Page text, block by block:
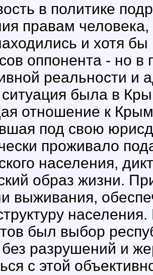
в политике
правам человека,
и хотя
оппонента - но
реальности и
была в
отношение к
под свою
проживало
населения,
образ жизни.
выживания,
был выбор
разрушений и
с этой